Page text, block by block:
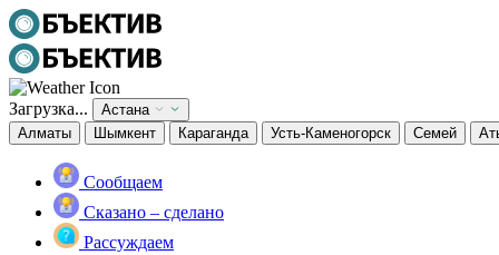
Загрузка...
Астана
Алматы
Шымкент Караганда Усть-Каменогорск Семей
Сообщаем
Сказано – сделано
Рассуждаем